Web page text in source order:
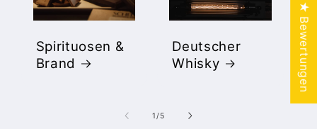
Spirituosen &
Brand
Deutscher
Whisky
1/von
5
★ Bewertungen